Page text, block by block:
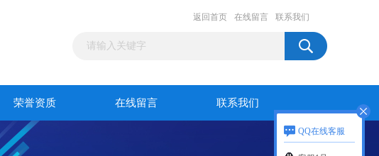
返回首页 在线留言 联系我们
荣誉资质 在线留言 联系我们
QQ在线客服